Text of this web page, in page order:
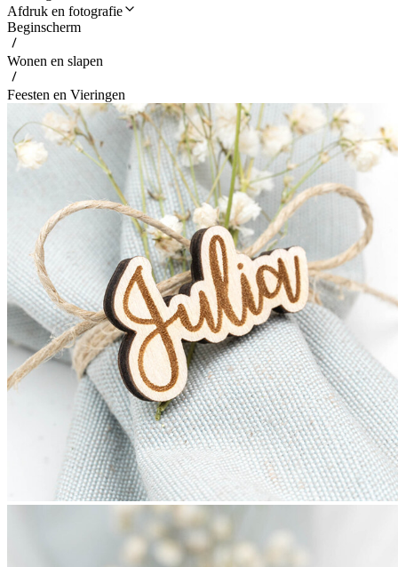
Afdruk en fotografie
Beginscherm
Wonen en slapen
Feesten en Vieringen